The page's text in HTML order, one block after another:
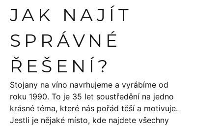
JAK NAJÍT
SPRÁVNÉ
ŘEŠENÍ?
Stojany na víno navrhujeme a vyrábíme od
roku 1990. To je 35 let soustředění na jedno
krásné téma, které nás pořád těší a motivuje.
Jestli je nějaké místo, kde najdete všechny